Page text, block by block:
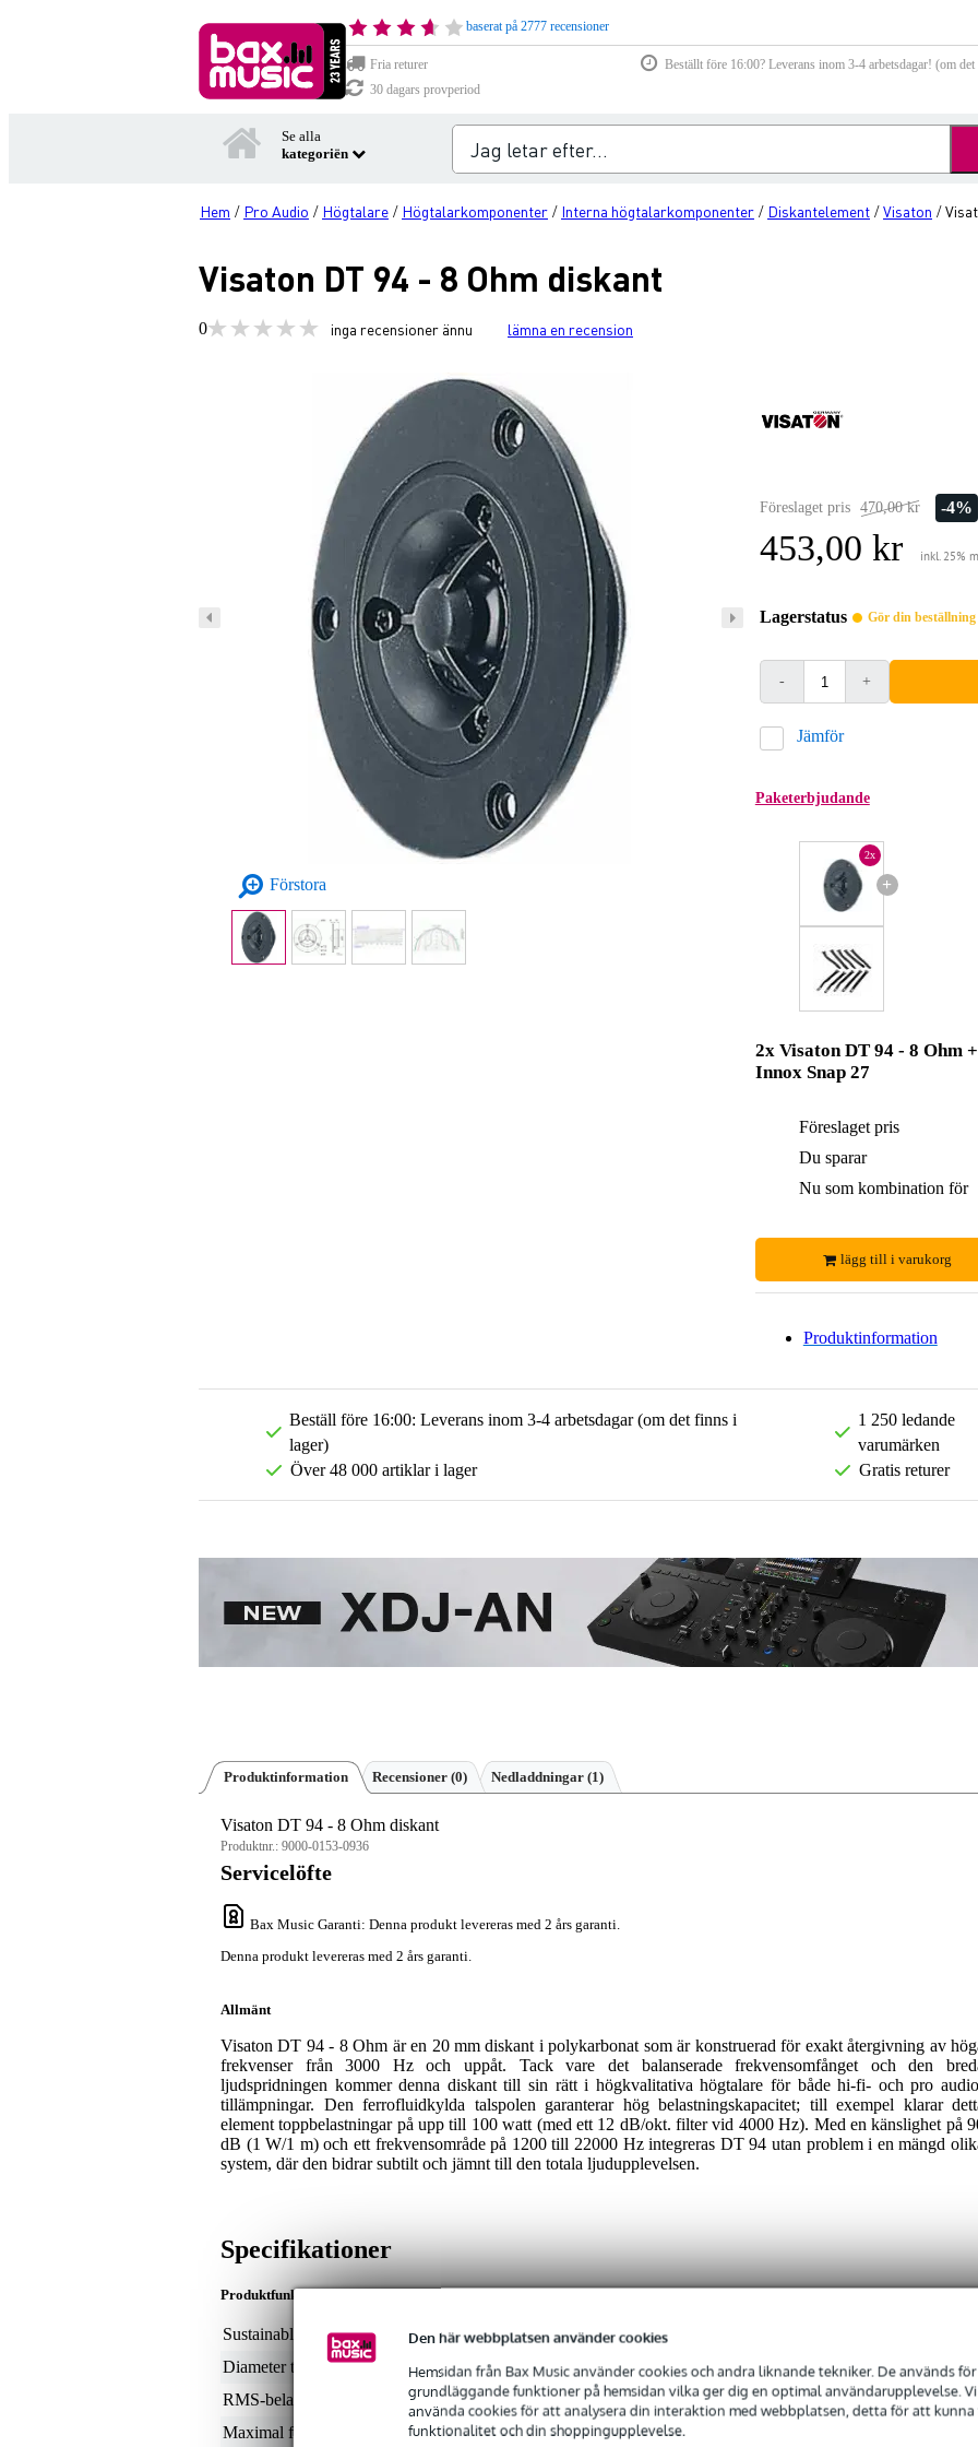
Den här webbplatsen använder cookies
Hemsidan från Bax Music använder cookies och andra liknande tekniker. De används
grundläggande funktioner på hemsidan vilka ger dig en optimal användarupplevelse.
använda cookies för att analysera din interaktion med webbplatsen, detta för att
funktionalitet och din shoppingupplevelse.
baserat på 2777 recensioner
Fria returer
Beställt före 16:00? Leverans inom 3-4 arbetsdagar! (om
30 dagars provperiod
Se alla
kategoriën
Hem / Pro Audio / Högtalare / Högtalarkomponenter / Interna högtalarkomponenter / Diskantelement /Visaton /
Visaton DT 94 - 8 Ohm diskant
0 inga recensioner ännu lämna en recension
Förstora
Föreslaget pris 470,00 kr -4%
453,00 kr inkl. 25%
Lagerstatus Gör din
- +
Jämför
Paketerbjudande
+
2x
2x Visaton DT 94 - 8 Ohm +
Innox Snap 27
Föreslaget pris
Du sparar
Nu som kombination för
lägg till i varukorg
Produktinformation
Beställ före 16:00: Leverans inom 3-4 arbetsdagar (om det finns i
lager)
Över 48 000 artiklar i lager
1 250 ledande
varumärken
Gratis returer
Produktinformation Recensioner (0) Nedladdningar (1)
Visaton DT 94 - 8 Ohm diskant
Produktnr.: 9000-0153-0936
Servicelöfte
Bax Music Garanti: Denna produkt levereras med 2 års garanti.
Denna produkt levereras med 2 års garanti.
Allmänt
Visaton DT 94 - 8 Ohm är en 20 mm diskant i polykarbonat som är konstruerad för exakt återgivning av
frekvenser från 3000 Hz och uppåt. Tack vare det balanserade frekvensomfånget och den
ljudspridningen kommer denna diskant till sin rätt i högkvalitativa högtalare för både hi-fi- och pro
tillämpningar. Den ferrofluidkylda talspolen garanterar hög belastningskapacitet; till exempel klarar
element toppbelastningar på upp till 100 watt (med ett 12 dB/okt. filter vid 4000 Hz). Med en känslighet på
dB (1 W/1 m) och ett frekvensområde på 1200 till 22000 Hz integreras DT 94 utan problem i en mängd
system, där den bidrar subtilt och jämnt till den totala ljudupplevelsen.
Specifikationer
Produktfunktioner
Sustainable product
not specified
Diameter tweeter
0.8 inches
RMS-belastning i Watt
50 - 99 Watt
Maximal frekvens
22 - 22,9 kHz